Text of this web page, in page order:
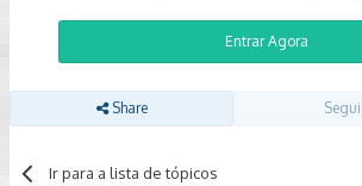
Entrar Agora
Share
Ir para a lista de tópicos